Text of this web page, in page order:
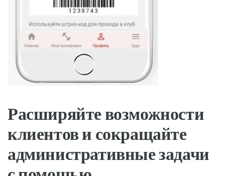
Расширяйте возможности
клиентов и сокращайте
административные задачи